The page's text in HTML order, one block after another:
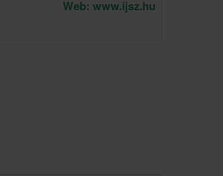
Web: www.ijsz.hu